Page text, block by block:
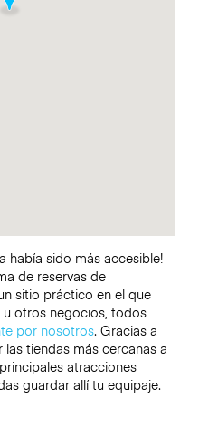
había sido más accesible!
de reservas de
sitio práctico en el que
u otros negocios, todos
por nosotros. Gracias a
tiendas más cercanas a
atracciones
guardar allí tu equipaje.